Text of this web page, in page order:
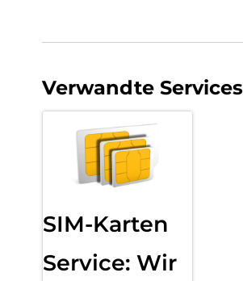
Verwandte Services
SIM-Karten
Service: Wir